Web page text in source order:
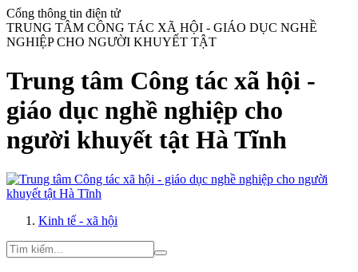
Cổng thông tin điện tử
TRUNG TÂM CÔNG TÁC XÃ HỘI - GIÁO DỤC NGHỀ
NGHIỆP CHO NGƯỜI KHUYẾT TẬT
Trung tâm Công tác xã hội -
giáo dục nghề nghiệp cho
người khuyết tật Hà Tĩnh
Kinh tế - xã hội